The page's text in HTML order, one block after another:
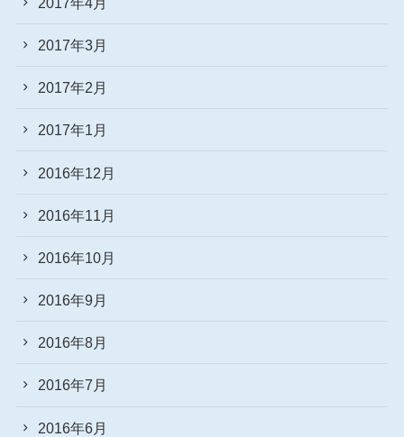
2017年3月
2017年2月
2017年1月
2016年12月
2016年11月
2016年10月
2016年9月
2016年8月
2016年7月
2016年6月